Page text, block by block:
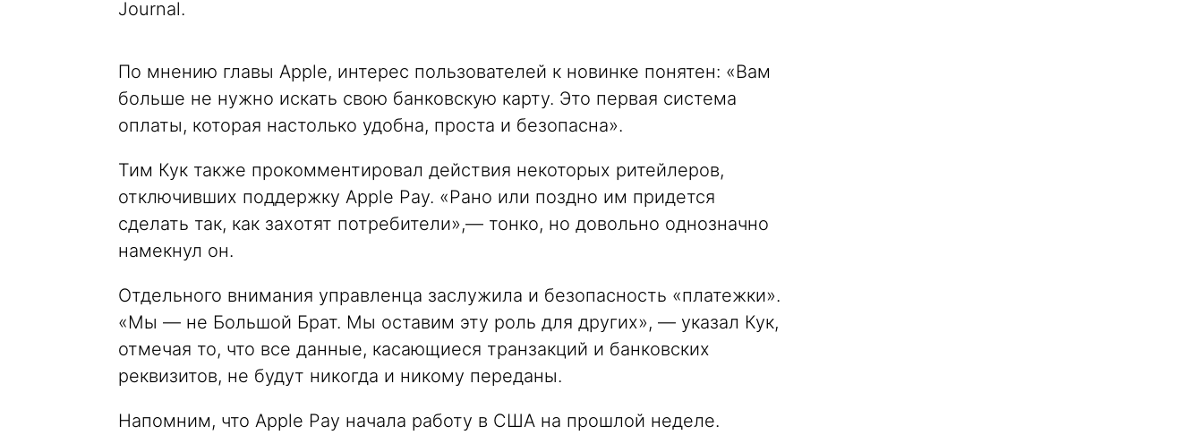
Journal.
По мнению главы Apple, интерес пользователей к новинке понятен: «Вам
больше не нужно искать свою банковскую карту. Это первая система
оплаты, которая настолько удобна, проста и безопасна».
Тим Кук также прокомментировал действия некоторых ритейлеров,
отключивших поддержку Apple Pay. «Рано или поздно им придется
сделать так, как захотят потребители»,— тонко, но довольно однозначно
намекнул он.
Отдельного внимания управленца заслужила и безопасность «платежки».
«Мы — не Большой Брат. Мы оставим эту роль для других», — указал Кук,
отмечая то, что все данные, касающиеся транзакций и банковских
реквизитов, не будут никогда и никому переданы.
Напомним, что Apple Pay начала работу в США на прошлой неделе.